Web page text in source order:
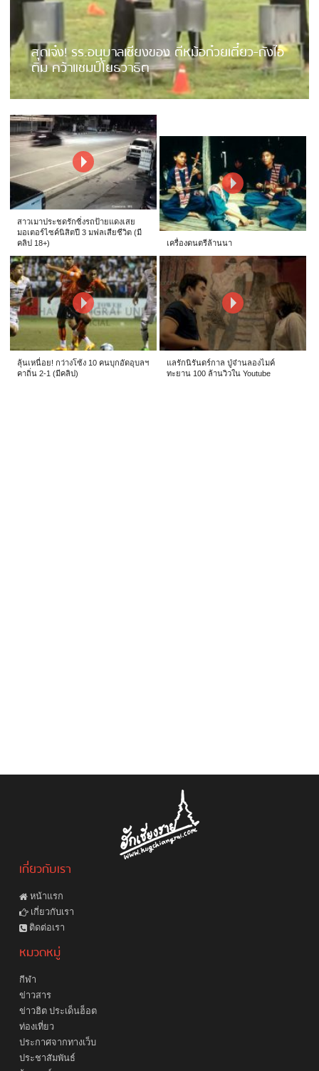
สุดเจ๋ง! รร.อนุบาลเชียงของ ตีหม้อก๋วยเตี๋ยว-ถังไอ
ติม คว้าแชมป์โยธวาธิต
สาวเมาประชดรักซิ่งรถป้ายแดงเสย
มอเตอร์ไซค์นิสิตปี 3 มฟลเสียชีวิต (มี
คลิป 18+)
เครื่องดนตรีล้านนา
ลุ้นเหนื่อย! กว่างโซ้ง 10 คนบุกอัดอุบลฯ
คาถิ่น 2-1 (มีคลิป)
แลรักนิรันดร์กาล ปู่จ๋านลองไมค์
ทะยาน 100 ล้านวิวใน Youtube
เกี่ยวกับเรา
หน้าแรก
เกี่ยวกับเรา
ติดต่อเรา
หมวดหมู่
กีฬา
ข่าวสาร
ข่าวฮิต ประเด็นฮ็อต
ท่องเที่ยว
ประกาศจากทางเว็บ
ประชาสัมพันธ์